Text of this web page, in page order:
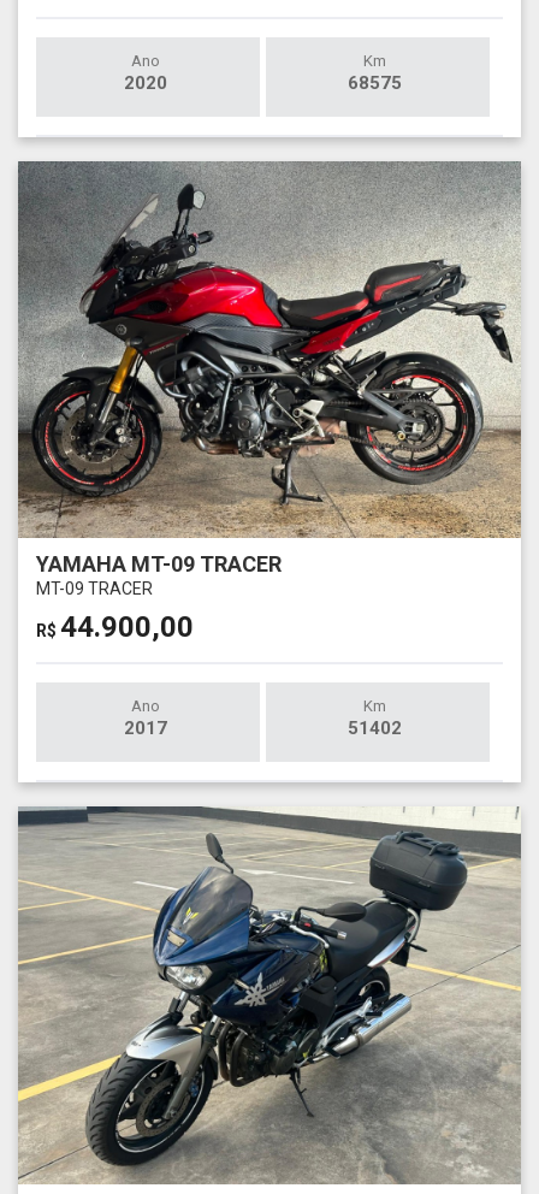
Ano
2020
Km
68575
YAMAHA MT-09 TRACER
MT-09 TRACER
R$ 44.900,00
Ano
2017
Km
51402